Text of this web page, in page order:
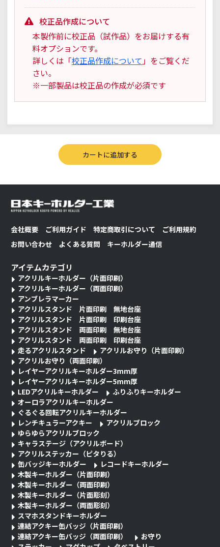
校正品作成について
本製作前に校正品（試作品）をお届けする有
料オプションです。
詳しくは「校正品作成について」をご覧くだ
さい。
※一部製品は校正品の作成が必須です
会社概要 ご利用ガイド 特定商取引について
ご利用規約
お問い合わせ
よくある質問 キーホルダー通信
アイテムカテゴリ
アクリルキーホルダー（片面印刷）
アクリルキーホルダー（両面印刷）
アンブレラマーカー
アクリルスタンド 片面印刷 無地台座
アクリルスタンド 片面印刷 印刷台座
アクリルスタンド 両面印刷 無地台座
アクリルスタンド 両面印刷 印刷台座
走るアクリルスタンド
アクリルお守り（片面印刷）
アクリルお守り（両面印刷）
レイヤーアクリルキーホルダー3mm厚
レイヤーアクリルキーホルダー5mm厚
LEDアクリルキーホルダー
ふりふりキーホルダー
オーロラアクリルキーホルダー
ぐるぐる回転アクリルキーホルダー
レンチキュラーアクキー
アクリルブロック
ゆらゆらアクリルブロック
キャラステージ（アクリルボード）
アクリルステッカー（ピタりる）
缶バッジキーホルダー
レコードキーホルダー
木製キーホルダー（片面印刷）
木製キーホルダー（両面印刷）
木製キーホルダー（片面彫刻）
木製キーホルダー（両面彫刻）
スマホスタンドキーホルダー
連結アクキー缶バッジ（片面印刷）
連結アクキー缶バッジ（両面印刷）
お守り